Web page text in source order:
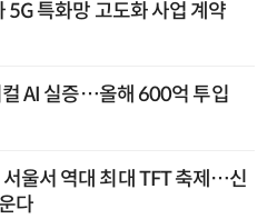
5G 특화망 고도화 사업 계약
컬 AI 실증…올해 600억 투입
울서 역대 최대 TFT 축제…신
다